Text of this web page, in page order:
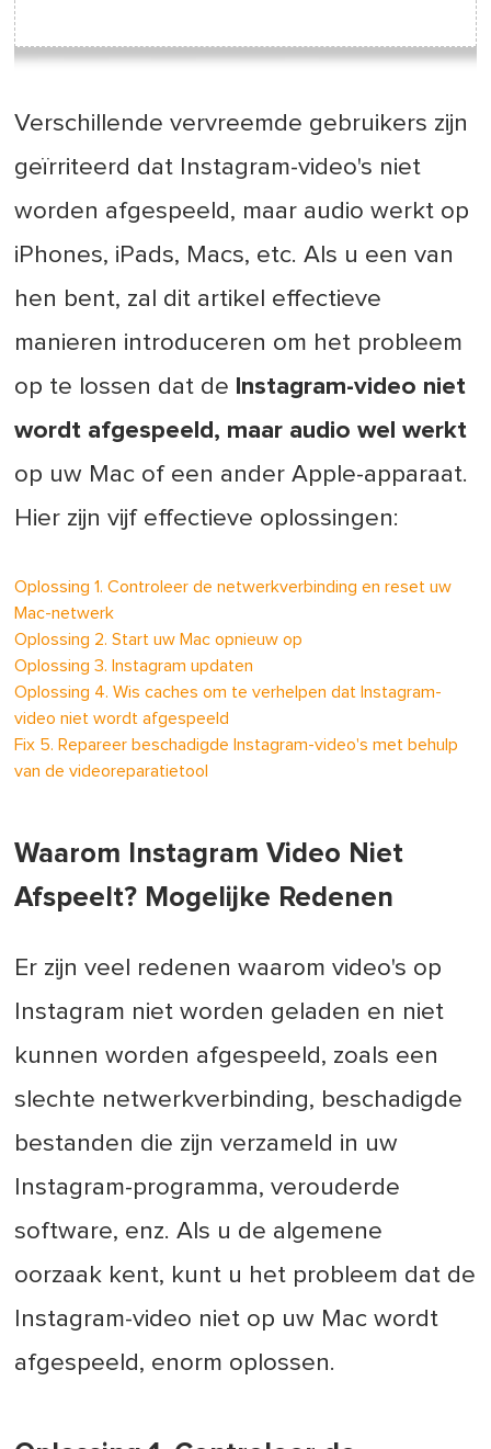
Verschillende vervreemde gebruikers zijn
geïrriteerd dat Instagram-video's niet
worden afgespeeld, maar audio werkt op
iPhones, iPads, Macs, etc. Als u een van
hen bent, zal dit artikel effectieve
manieren introduceren om het probleem
op te lossen dat de Instagram-video niet
wordt afgespeeld, maar audio wel werkt
op uw Mac of een ander Apple-apparaat.
Hier zijn vijf effectieve oplossingen:
Oplossing 1. Controleer de netwerkverbinding en reset uw
Mac-netwerk
Oplossing 2. Start uw Mac opnieuw op
Oplossing 3. Instagram updaten
Oplossing 4. Wis caches om te verhelpen dat Instagram-
video niet wordt afgespeeld
Fix 5. Repareer beschadigde Instagram-video's met behulp
van de videoreparatietool
Waarom Instagram Video Niet
Afspeelt? Mogelijke Redenen
Er zijn veel redenen waarom video's op
Instagram niet worden geladen en niet
kunnen worden afgespeeld, zoals een
slechte netwerkverbinding, beschadigde
bestanden die zijn verzameld in uw
Instagram-programma, verouderde
software, enz. Als u de algemene
oorzaak kent, kunt u het probleem dat de
Instagram-video niet op uw Mac wordt
afgespeeld, enorm oplossen.